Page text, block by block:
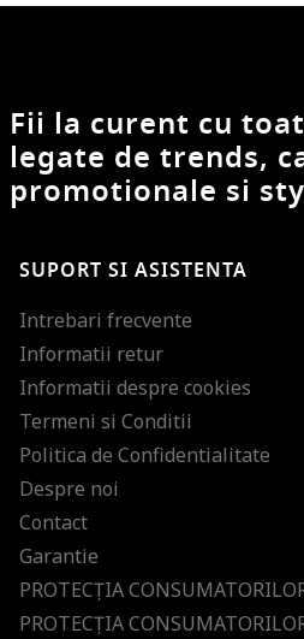
Fii la curent cu
legate de trends,
promotionale si
SUPORT SI ASISTENTA
Intrebari frecvente
Informatii retur
Informatii despre cookies
Termeni si Conditii
Politica de Confidentialitate
Despre noi
Contact
Garantie
PROTECŢIA
PROTECŢIA